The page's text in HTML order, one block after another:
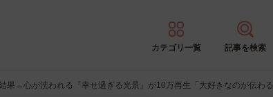
カテゴリ一覧 記事を検索
果→心が洗われる『幸せ過ぎる光景』が10万再生「大好きなのが伝わる